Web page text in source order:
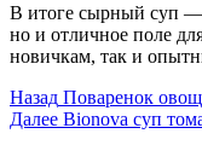
В итоге сырный суп —
но и отличное поле
новичкам, так и
Post
Navigation
Назад Поваренок
Далее Bionova суп